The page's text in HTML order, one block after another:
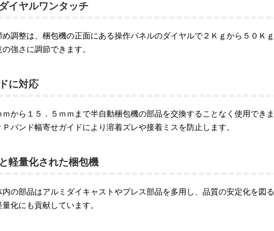
イヤルワンタッチ
め調整は、梱包機の正面にある操作パネルのダイヤルで２Ｋｇから５０Ｋｇ
強さに調節できます。
に対応
ｍから１５．５ｍｍまで半自動梱包機の部品を交換することなく使用できま
バンド幅寄せガイドにより溶着ズレや接着ミスを防止します。
軽量化された梱包機
の部品はアルミダイキャストやプレス部品を多用し、品質の安定化を図る
化にも貢献しています。